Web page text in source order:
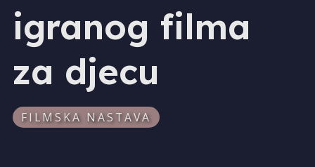
igranog filma
za djecu
FILMSKA NASTAVA